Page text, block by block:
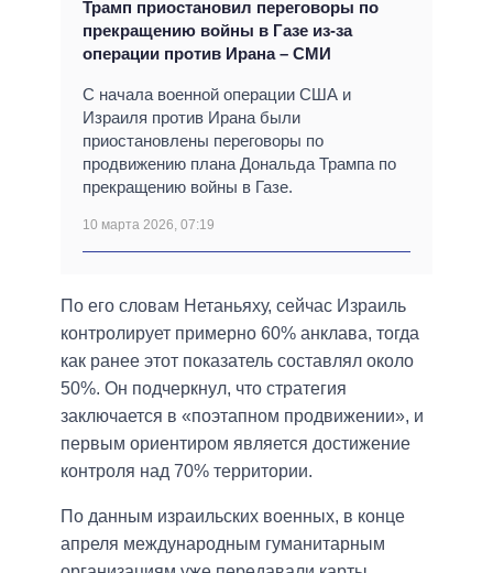
Трамп приостановил переговоры по
прекращению войны в Газе из-за
операции против Ирана – СМИ
С начала военной операции США и
Израиля против Ирана были
приостановлены переговоры по
продвижению плана Дональда Трампа по
прекращению войны в Газе.
10 марта 2026, 07:19
По его словам Нетаньяху, сейчас Израиль
контролирует примерно 60% анклава, тогда
как ранее этот показатель составлял около
50%. Он подчеркнул, что стратегия
заключается в «поэтапном продвижении», и
первым ориентиром является достижение
контроля над 70% территории.
По данным израильских военных, в конце
апреля международным гуманитарным